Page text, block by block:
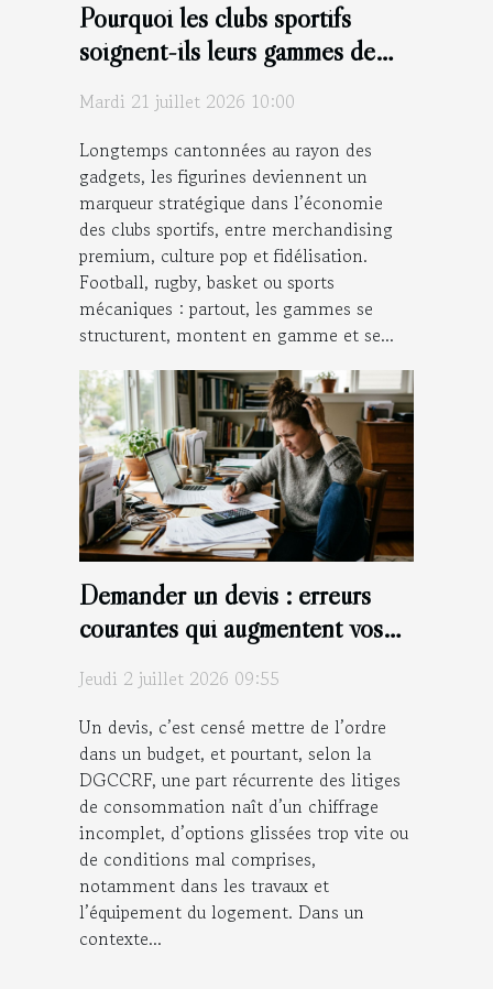
Pourquoi les clubs sportifs
soignent-ils leurs gammes de
Mardi 21 juillet 2026 10:00
Longtemps cantonnées au rayon des
gadgets, les figurines deviennent un
marqueur stratégique dans l’économie
des clubs sportifs, entre merchandising
premium, culture pop et fidélisation.
Football, rugby, basket ou sports
mécaniques : partout, les gammes se
structurent, montent en gamme et se...
Demander un devis : erreurs
courantes qui augmentent vos
Jeudi 2 juillet 2026 09:55
Un devis, c’est censé mettre de l’ordre
dans un budget, et pourtant, selon la
DGCCRF, une part récurrente des litiges
de consommation naît d’un chiffrage
incomplet, d’options glissées trop vite ou
de conditions mal comprises,
notamment dans les travaux et
l’équipement du logement. Dans un
contexte...